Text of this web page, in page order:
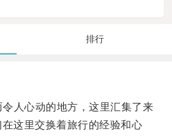
排行
人心动的地方，这里汇集了来
这里交换着旅行的经验和心